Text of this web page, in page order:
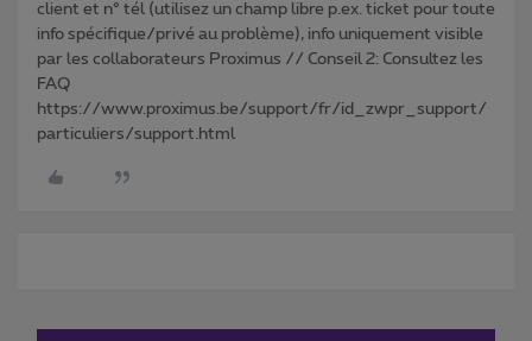
client et n° tél (utilisez un champ libre p.ex. ticket pour toute
info spécifique/privé au problème), info uniquement visible
par les collaborateurs Proximus // Conseil 2: Consultez les
FAQ
https://www.proximus.be/support/fr/id_zwpr_support/
particuliers/support.html